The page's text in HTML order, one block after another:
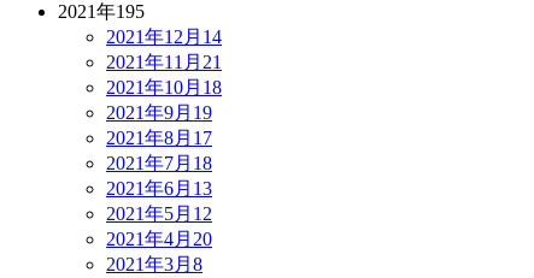
2021年195
2021年12月 14
2021年11月 21
2021年10月 18
2021年9月 19
2021年8月 17
2021年7月 18
2021年6月 13
2021年5月 12
2021年4月 20
2021年3月 8